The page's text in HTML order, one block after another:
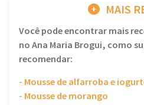
MAIS
Você pode encontrar mais
no Ana Maria Brogui, como
recomendar:
- Mousse de alfarroba e
- Mousse de morango